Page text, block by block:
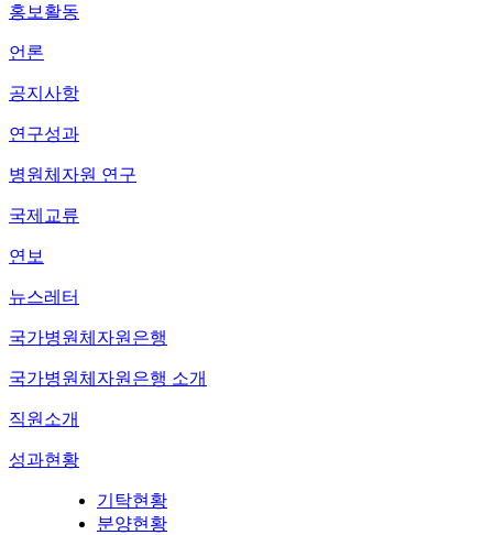
홍보활동
언론
공지사항
연구성과
병원체자원 연구
국제교류
연보
뉴스레터
국가병원체자원은행
국가병원체자원은행 소개
직원소개
성과현황
기탁현황
분양현황